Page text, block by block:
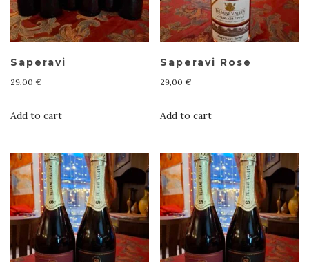
Saperavi
29,00 €
Add to cart
Saperavi Rose
29,00 €
Add to cart